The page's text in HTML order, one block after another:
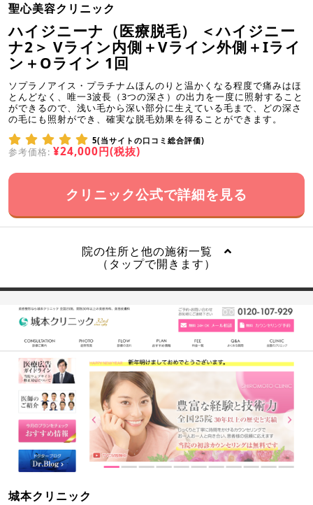
聖心美容クリニック
ハイジニーナ（医療脱毛） ＜ハイジニー
ナ2＞ Vライン内側＋Vライン外側＋Iライ
ン＋Oライン 1回
ソプラノアイス・プラチナムほんのりと温かくなる程度で痛みはほ
とんどなく、唯一3波長（3つの深さ）の出力を一度に照射すること
ができるので、浅い毛から深い部分に生えている毛まで、どの深さ
の毛にも照射ができ、確実な脱毛効果を得ることができます。
5(当サイトの口コミ総合評価)
参考価格: ¥24,000円(税抜)
クリニック公式で詳細を見る
院の住所と他の施術一覧
（タップで開きます）
城本クリニック